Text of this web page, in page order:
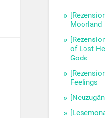
Moorland
of Lost
Gods
Feelings